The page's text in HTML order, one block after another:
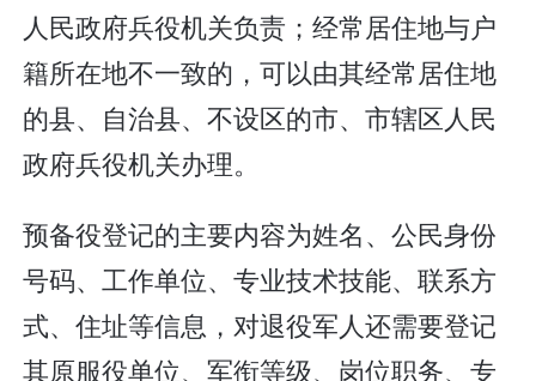
人民政府兵役机关负责；经常居住地与户
籍所在地不一致的，可以由其经常居住地
的县、自治县、不设区的市、市辖区人民
政府兵役机关办理。
预备役登记的主要内容为姓名、公民身份
号码、工作单位、专业技术技能、联系方
式、住址等信息，对退役军人还需要登记
其原服役单位、军衔等级、岗位职务、专